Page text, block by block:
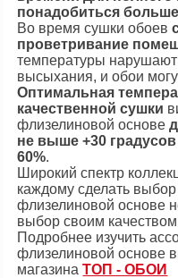
понадобиться
Во время сушки обоев
проветривание
температуры
высыхания, и обои
Оптимальная
качественной сушки
флизелиновой основе
не выше +30
60%.
Широкий спектр
каждому сделать
флизелиновой основе
выбор своим
Подробнее изучить
флизелиновой основе
магазинаТОП - ОБОИ